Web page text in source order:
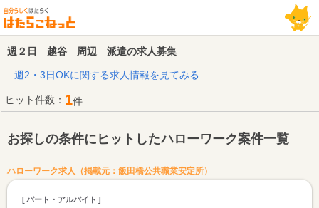
週２日 越谷 周辺 派遣の求人募集
週2・3日OKに関する求人情報を見てみる
ヒット件数： 1件
お探しの条件にヒットしたハローワーク案件一覧
ハローワーク求人（掲載元：飯田橋公共職業安定所）
パート・アルバイト